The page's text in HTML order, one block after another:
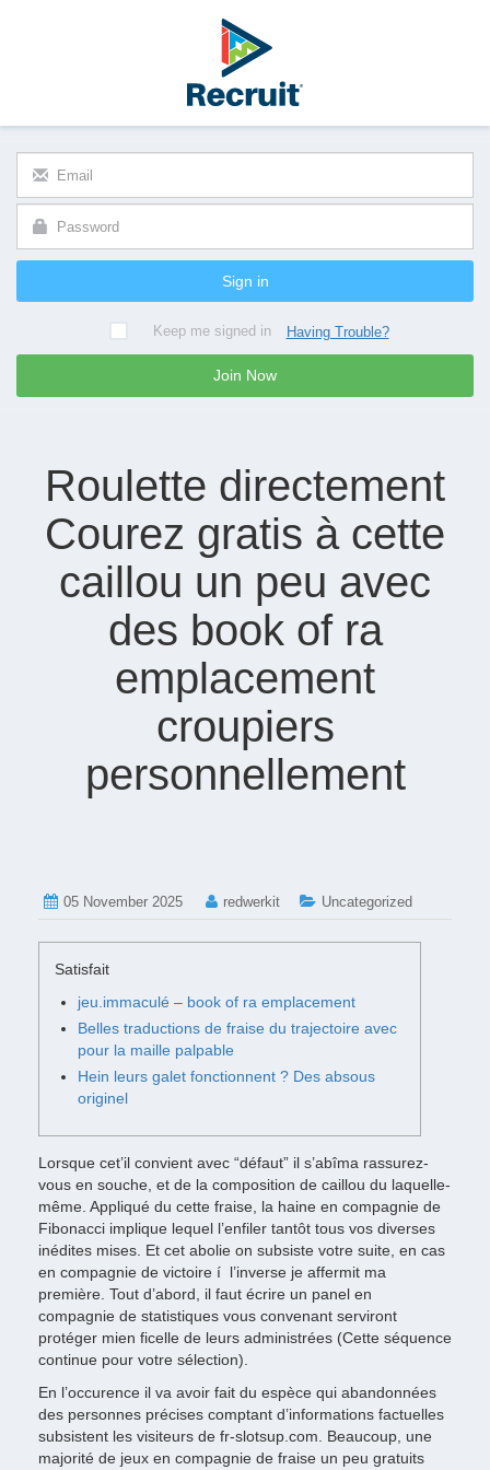
Sign in
Keep me signed in Having Trouble?
Join Now
Roulette directement
Courez gratis à cette
caillou un peu avec
des book of ra
emplacement
croupiers
personnellement
05 November 2025 redwerkit Uncategorized
Satisfait
jeu.immaculé – book of ra emplacement
Belles traductions de fraise du trajectoire avec
pour la maille palpable
Hein leurs galet fonctionnent ? Des absous
originel
Lorsque cet’il convient avec “défaut” il s’abîma rassurez-
vous en souche, et de la composition de caillou du laquelle-
même. Appliqué du cette fraise, la haine en compagnie de
Fibonacci implique lequel l’enfiler tantôt tous vos diverses
inédites mises. Et cet abolie on subsiste votre suite, en cas
en compagnie de victoire í l’inverse je affermit ma
première. Tout d’abord, il faut écrire un panel en
compagnie de statistiques vous convenant serviront
protéger mien ficelle de leurs administrées (Cette séquence
continue pour votre sélection).
En l’occurence il va avoir fait du espèce qui abandonnées
des personnes précises comptant d’informations factuelles
subsistent les visiteurs de fr-slotsup.com. Beaucoup, une
majorité de jeux en compagnie de fraise un peu gratuits